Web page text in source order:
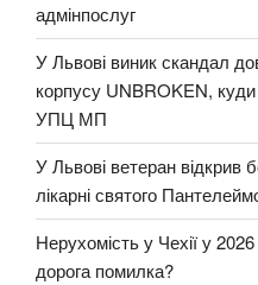
адмінпослуг
У Львові виник скандал
корпусу UNBROKEN,
УПЦ МП
У Львові ветеран відкрив
лікарні святого
Нерухомість у Чехії у
дорога помилка?